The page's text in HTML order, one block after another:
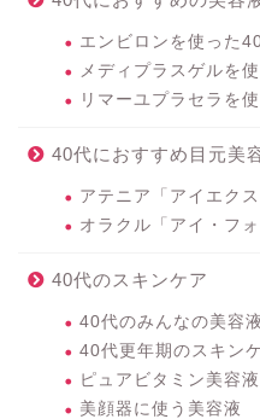
エンビロンを使った
メディプラスゲルを
リマーユプラセラを
40代におすすめ目元美
アテニア「アイエク
オラクル「アイ・フ
40代のスキンケア
40代のみんなの美容
40代更年期のスキン
ピュアビタミン美容液
美顔器に使う美容液